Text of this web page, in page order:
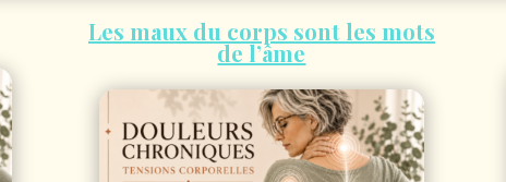
Les maux du corps sont les mots
de l’âme